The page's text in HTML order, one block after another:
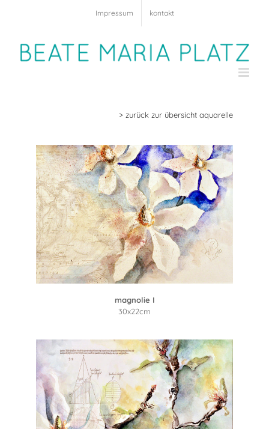
Impressum kontakt
> zurück zur übersicht aquarelle
magnolie I
30x22cm